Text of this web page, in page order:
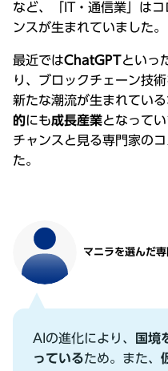
など、「IT・通信業」は
ンスが⽣まれていました。
最近ではChatGPTといっ
り、ブロックチェーン技
新たな潮流が⽣まれてい
的にも成⻑産業となって
チャンスと⾒る専⾨家の
た。
マニラを選んだ
AIの進化により、
国境
っているため。また、